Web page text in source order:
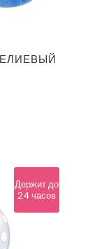
Держит до
24 часов